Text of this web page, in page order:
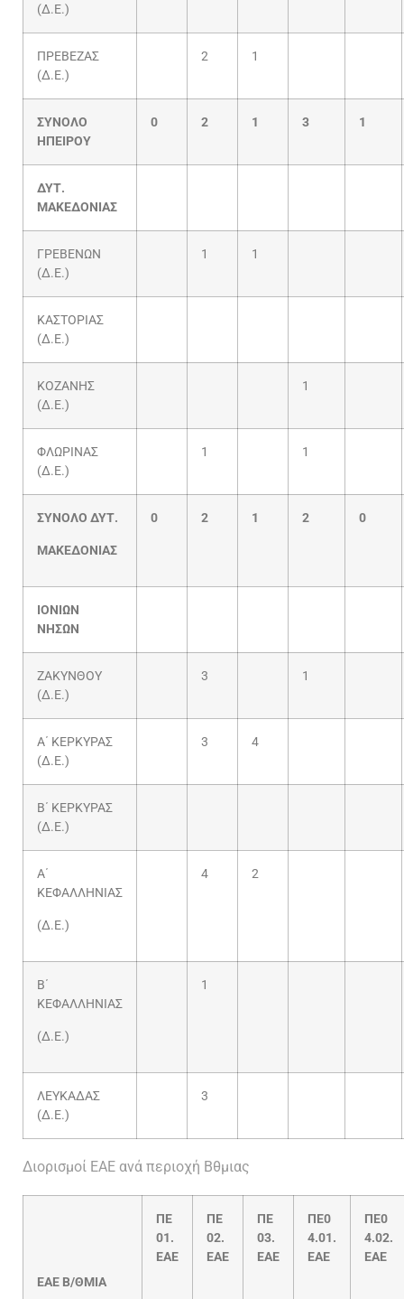
(Δ.Ε.)
ΠΡΕΒΕΖΑΣ
(Δ.Ε.)
2 1
ΣΥΝΟΛΟ
ΗΠΕΙΡΟΥ
0 2 1 3 1
ΔΥΤ.
ΜΑΚΕΔΟΝΙΑΣ
ΓΡΕΒΕΝΩΝ
(Δ.Ε.)
1 1
ΚΑΣΤΟΡΙΑΣ
(Δ.Ε.)
ΚΟΖΑΝΗΣ
(Δ.Ε.)
1
ΦΛΩΡΙΝΑΣ
(Δ.Ε.)
1 1
ΣΥΝΟΛΟ ΔΥΤ.
ΜΑΚΕΔΟΝΙΑΣ
0 2 1 2 0
ΙΟΝΙΩΝ
ΝΗΣΩΝ
ΖΑΚΥΝΘΟΥ
(Δ.Ε.)
3 1
Α΄ ΚΕΡΚΥΡΑΣ
(Δ.Ε.)
3 4
Β΄ ΚΕΡΚΥΡΑΣ
(Δ.Ε.)
Α΄
ΚΕΦΑΛΛΗΝΙΑΣ
(Δ.Ε.)
4 2
Β΄
ΚΕΦΑΛΛΗΝΙΑΣ
(Δ.Ε.)
1
ΛΕΥΚΑΔΑΣ
(Δ.Ε.)
3
Διορισμοί ΕΑΕ ανά περιοχή Βθμιας
EAE B/ΘΜΙΑ
ΠΕ
01.
ΕΑΕ
ΠΕ
02.
ΕΑΕ
ΠΕ
03.
ΕΑΕ
ΠΕ0
4.01.
ΕΑΕ
ΠΕ0
4.02.
ΕΑΕ